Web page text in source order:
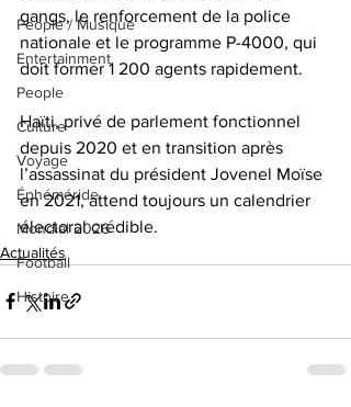
People / Musique
Entertainment
People
Culture
Voyage
Éphéméride
Mondial 2026
Football
Histoire
gangs, le renforcement de la police
nationale et le programme P-4000, qui
doit former 1 200 agents rapidement.
Haïti, privé de parlement fonctionnel
depuis 2020 et en transition après
l’assassinat du président Jovenel Moïse
en 2021, attend toujours un calendrier
électoral crédible.
Actualités